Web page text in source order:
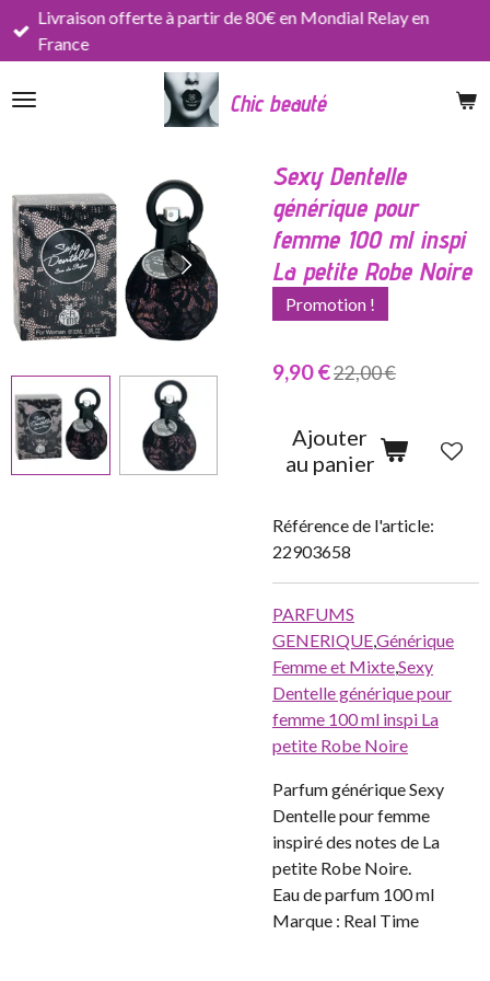
Passer
principal
Chic beauté
Livraison offerte à partir de 80€ en Mondial Relay en
France
Sexy Dentelle
générique pour
femme 100 ml inspi
La petite Robe Noire
Promotion !
9,90 €22,00 €
Ajouter
au panier
Référence de l'article:
22903658
PARFUMS
GENERIQUE,Générique
Femme et Mixte,Sexy
Dentelle générique pour
femme 100 ml inspi La
petite Robe Noire
Parfum générique Sexy
Dentelle pour femme
inspiré des notes de La
petite Robe Noire.
Eau de parfum 100 ml
Marque : Real Time